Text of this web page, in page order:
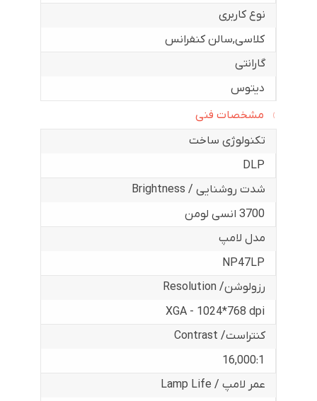
نوع کاربری
کلاسی,سالن کنفرانس
گارانتی
دیتوس
مشخصات فنی
تکنولوژی ساخت
DLP
شدت روشنایی / Brightness
3700 انسی لومن
مدل لامپ
NP47LP
رزولوشن/ Resolution
XGA - 1024*768 dpi
کنتراست/ Contrast
16,000:1
عمر لامپ / Lamp Life